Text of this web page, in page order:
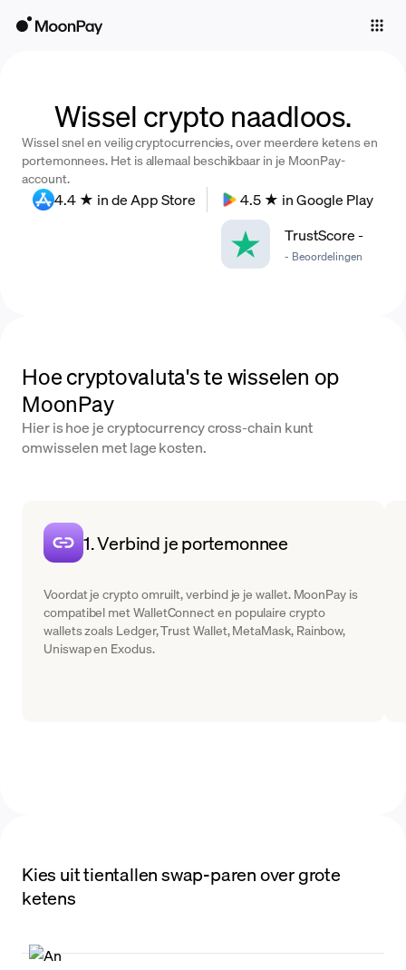
Trade
Language
Wissel crypto naadloos.
Wissel snel en veilig cryptocurrencies, over meerdere ketens en
portemonnees. Het is allemaal beschikbaar in je MoonPay-
account.
4.4 ★ in de App Store
4.5 ★ in Google Play
TrustScore-
- Beoordelingen
Hoe cryptovaluta's te wisselen op
MoonPay
Hier is hoe je cryptocurrency cross-chain kunt
omwisselen met lage kosten.
1. Verbind je portemonnee
Voordat je crypto omruilt, verbind je je wallet. MoonPay is
compatibel met WalletConnect en populaire crypto
wallets zoals Ledger, Trust Wallet, MetaMask, Rainbow,
Uniswap en Exodus.
Kies uit tientallen swap-paren over grote
ketens